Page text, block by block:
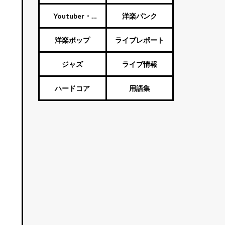
ート
Youtuber・
Vtuber・歌い手
洋楽パンク
洋楽ポップ ライブレポート
ジャズ ライブ情報
ハードコア 用語集